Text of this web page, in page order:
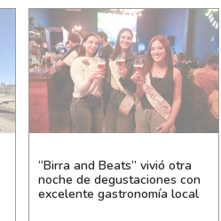
“Birra and Beats” vivió otra
noche de degustaciones con
excelente gastronomía local